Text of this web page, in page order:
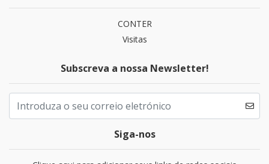
CONTER
Visitas
Subscreva a nossa Newsletter!
Siga-nos